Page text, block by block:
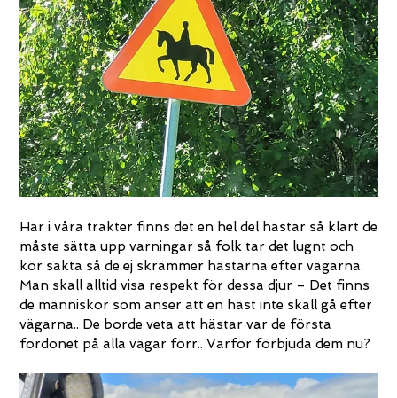
Här i våra trakter finns det en hel del hästar så klart de
måste sätta upp varningar så folk tar det lugnt och
kör sakta så de ej skrämmer hästarna efter vägarna.
Man skall alltid visa respekt för dessa djur – Det finns
de människor som anser att en häst inte skall gå efter
vägarna.. De borde veta att hästar var de första
fordonet på alla vägar förr.. Varför förbjuda dem nu?